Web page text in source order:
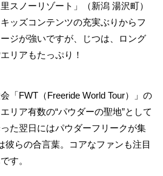
スノーリゾート」（新潟 湯沢町）
ッズコンテンツの充実ぶりからフ
ジが強いですが、じつは、ロング
リアもたっぷり！
「FWT（Freeride World Tour）」の
リア有数の“パウダーの聖地”として
た翌日にはパウダーフリークが集
彼らの合言葉。コアなファンも注目
す。